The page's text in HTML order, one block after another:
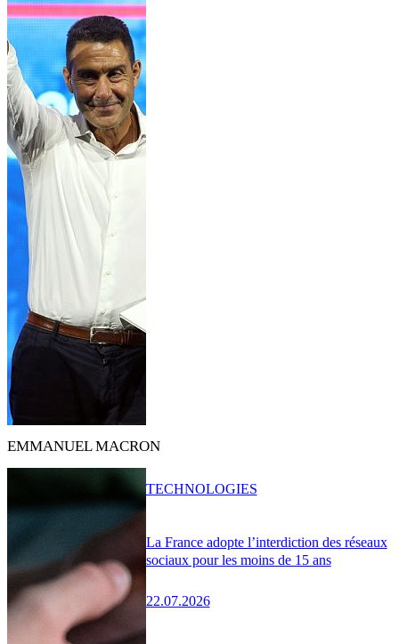
EMMANUEL MACRON
La France adopte l’interdiction des réseaux
sociaux pour les moins de 15 ans
22.07.2026
TECHNOLOGIES